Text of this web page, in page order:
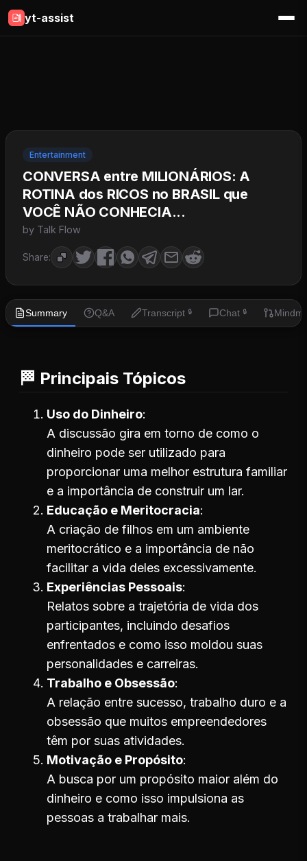
yt-assist
Entertainment
CONVERSA entre MILIONÁRIOS: A
ROTINA dos RICOS no BRASIL que
VOCÊ NÃO CONHECIA...
by Talk Flow
Share:
Summary Q&A Transcript 🔒 Chat 🔒
🏁 Principais Tópicos
Uso do Dinheiro
A discussão gira em torno de como o
dinheiro pode ser utilizado para
proporcionar uma melhor estrutura familiar
e a importância de construir um lar.
Educação e Meritocracia
A criação de filhos em um ambiente
meritocrático e a importância de não
facilitar a vida deles excessivamente.
Experiências Pessoais
Relatos sobre a trajetória de vida dos
participantes, incluindo desafios
enfrentados e como isso moldou suas
personalidades e carreiras.
Trabalho e Obsessão
A relação entre sucesso, trabalho duro e a
obsessão que muitos empreendedores
têm por suas atividades.
Motivação e Propósito
A busca por um propósito maior além do
dinheiro e como isso impulsiona as
pessoas a trabalhar mais.